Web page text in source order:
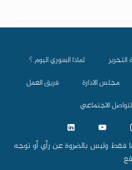
لماذا السوري اليوم ؟
مجلس الادارة
فريق العمل
الاجتماعي
فقط وليس بالضروة عن رأي أو توجه